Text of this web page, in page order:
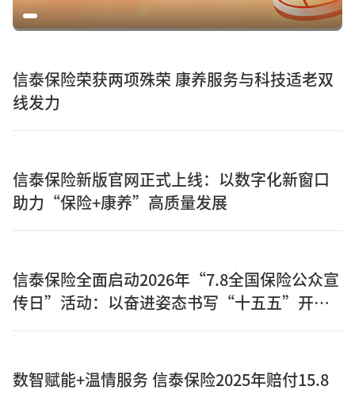
信泰保险荣获两项殊荣 康养服务与科技适老双
线发力
信泰保险新版官网正式上线：以数字化新窗口
助力“保险+康养”高质量发展
信泰保险全面启动2026年“7.8全国保险公众宣
传日”活动：以奋进姿态书写“十五五”开局
数智赋能+温情服务 信泰保险2025年赔付15.8